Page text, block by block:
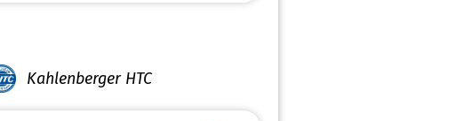
Kahlenberger HTC